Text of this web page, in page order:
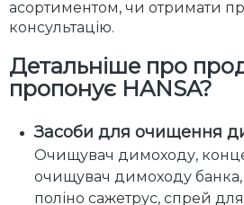
асортиментом, чи отримати
консультацію.
Детальніше про
пропонує HANSA?
Засоби для очищення
Очищувач димоходу,
очищувач димоходу банка,
поліно сажетрус, спрей